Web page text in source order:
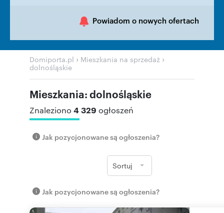
Powiadom o nowych ofertach
Domiporta.pl › Mieszkania na sprzedaż ›
dolnośląskie
Mieszkania: dolnośląskie
Znaleziono 4 329 ogłoszeń
Jak pozycjonowane są ogłoszenia?
Sortuj
Jak pozycjonowane są ogłoszenia?